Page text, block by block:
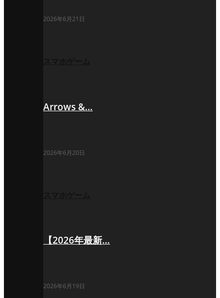
2026年6月21日
Arrows &…
2026年6月20日
【2026年最新…
2026年6月19日